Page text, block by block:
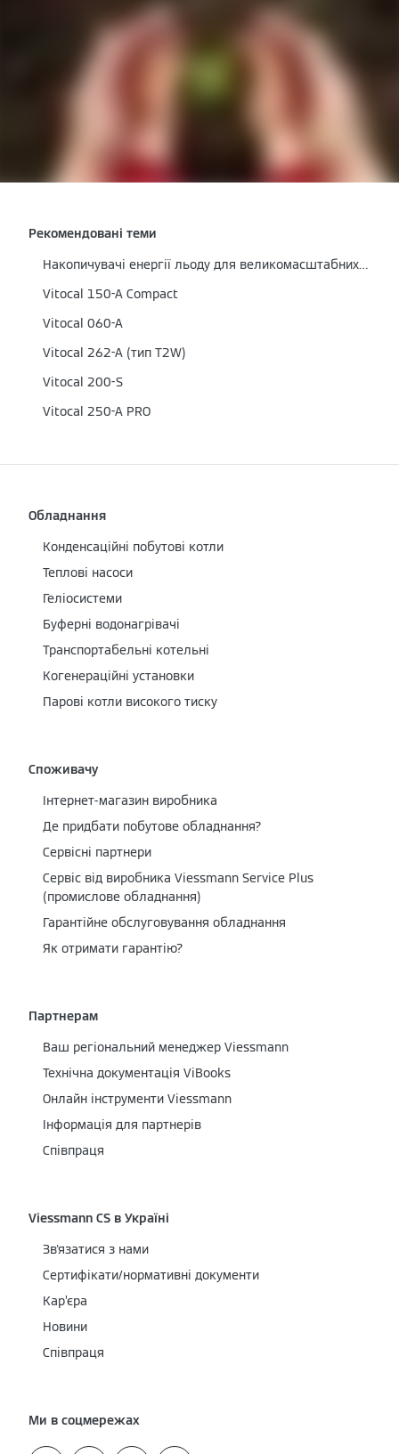
Рекомендовані теми
Накопичувачі енергії льоду для великомасштабних систем
Vitocal 150-A Сompact
Vitocal 060-A
Vitocal 262-A (тип T2W)
Vitocal 200-S
Vitocal 250-A PRO
Обладнання
Конденсаційні побутові котли
Теплові насоси
Геліосистеми
Буферні водонагрівачі
Транспортабельні котельні
Когенераційні установки
Парові котли високого тиску
Споживачу
Інтернет-магазин виробника
Де придбати побутове обладнання?
Сервісні партнери
Cервіс від виробника Viessmann Service Plus
(промислове обладнання)
Гарантійне обслуговування обладнання
Як отримати гарантію?
Партнерам
Ваш регіональний менеджер Viessmann
Технічна документація ViBooks
Онлайн інструменти Viessmann
Інформація для партнерів
Співпраця
Viessmann CS в Україні
Зв'язатися з нами
Сертифікати/нормативні документи
Кар’єра
Новини
Співпраця
Ми в соцмережах